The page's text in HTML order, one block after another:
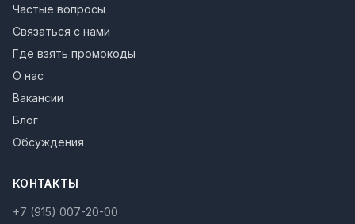
Частые вопросы
Связаться с нами
Где взять промокоды
О нас
Вакансии
Блог
Обсуждения
КОНТАКТЫ
+7 (915) 007-20-00